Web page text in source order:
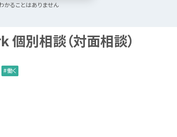
かることはありません
個別相談（対面相談）
働く